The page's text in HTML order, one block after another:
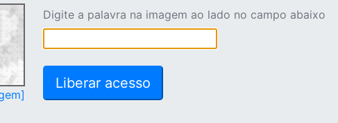
Digite a palavra na imagem ao lado no campo abaixo